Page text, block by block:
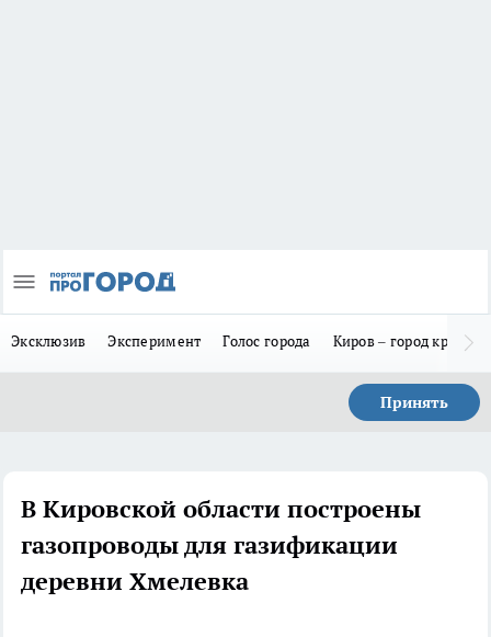
Эксклюзив Эксперимент Голос города Киров – город
Принять
В Кировской области построены
газопроводы для газификации
деревни Хмелевка